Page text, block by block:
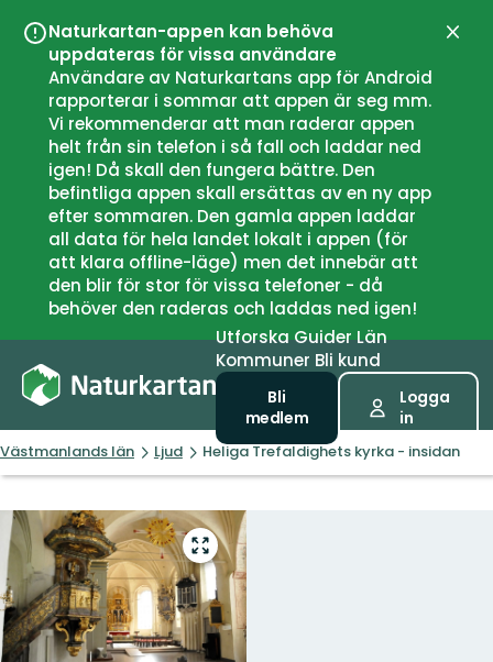
Naturkartan-appen kan behöva
uppdateras för vissa användare
Användare av Naturkartans app för Android
rapporterar i sommar att appen är seg mm.
Vi rekommenderar att man raderar appen
helt från sin telefon i så fall och laddar ned
igen! Då skall den fungera bättre. Den
befintliga appen skall ersättas av en ny app
efter sommaren. Den gamla appen laddar
all data för hela landet lokalt i appen (för
att klara offline-läge) men det innebär att
den blir för stor för vissa telefoner - då
behöver den raderas och laddas ned igen!
UtforskaGuiderLän
Kommuner Bli kund
Bli
medlem
Logga
in
Västmanlands län Ljud Heliga Trefaldighets kyrka - insidan
Gå
till
helskärmsläge